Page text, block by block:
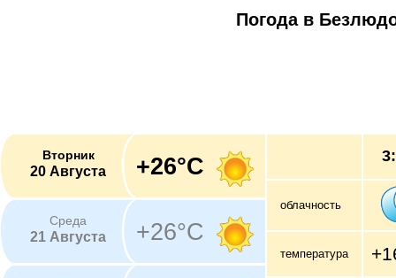
Погода в
Вторник
20 Августа +26°C
Среда
21 Августа +26°C
облачность
температура